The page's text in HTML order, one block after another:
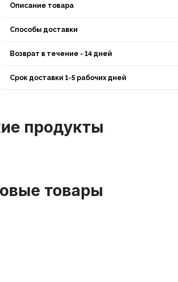
Описание товара
Способы доставки
Возврат в течение - 14 дней
Срок доставки 1-5 рабочих дней
продукты
товары